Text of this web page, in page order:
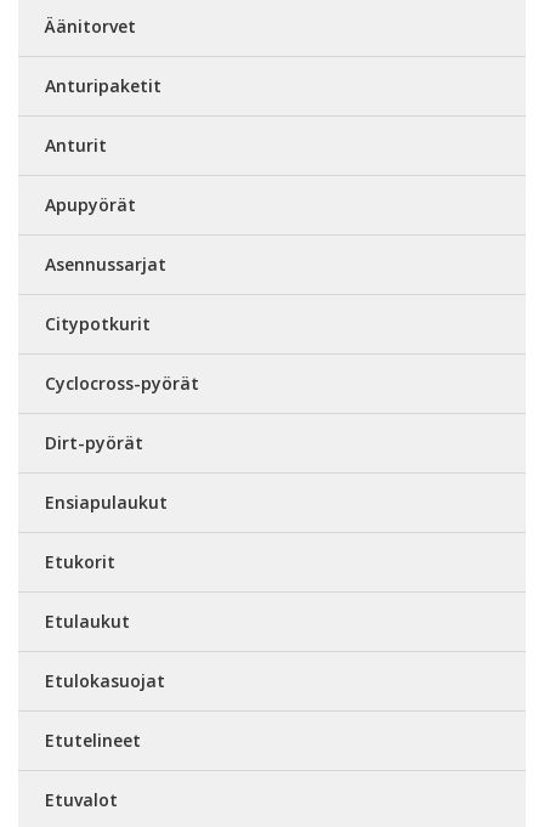
Äänitorvet
Anturipaketit
Anturit
Apupyörät
Asennussarjat
Citypotkurit
Cyclocross-pyörät
Dirt-pyörät
Ensiapulaukut
Etukorit
Etulaukut
Etulokasuojat
Etutelineet
Etuvalot